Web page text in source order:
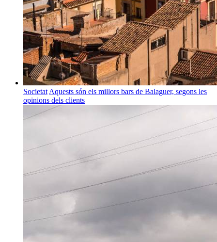
Societat Aquests són els millors bars de Balaguer, segons les
opinions dels clients